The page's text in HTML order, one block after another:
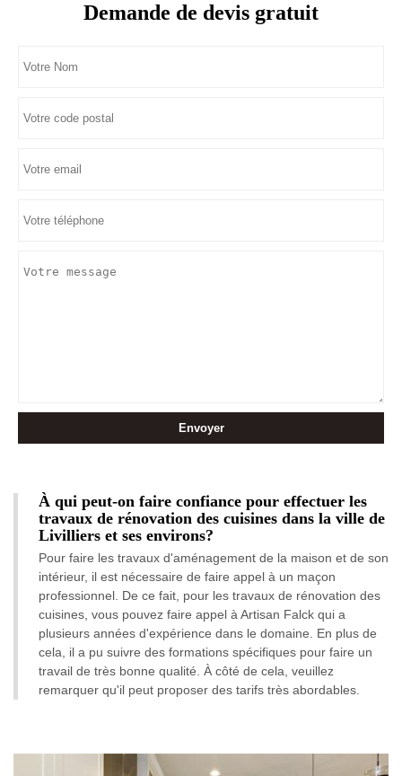
Demande de devis gratuit
À qui peut-on faire confiance pour effectuer les
travaux de rénovation des cuisines dans la ville de
Livilliers et ses environs?
Pour faire les travaux d'aménagement de la maison et de son
intérieur, il est nécessaire de faire appel à un maçon
professionnel. De ce fait, pour les travaux de rénovation des
cuisines, vous pouvez faire appel à Artisan Falck qui a
plusieurs années d'expérience dans le domaine. En plus de
cela, il a pu suivre des formations spécifiques pour faire un
travail de très bonne qualité. À côté de cela, veuillez
remarquer qu'il peut proposer des tarifs très abordables.